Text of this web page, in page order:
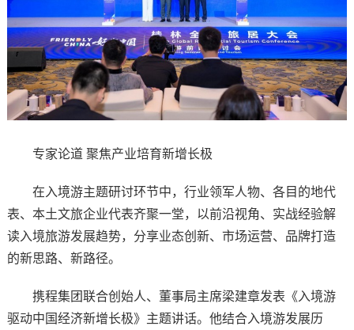
专家论道 聚焦产业培育新增长极
在入境游主题研讨环节中，行业领军人物、各目的地代
表、本土文旅企业代表齐聚一堂，以前沿视角、实战经验解
读入境旅游发展趋势，分享业态创新、市场运营、品牌打造
的新思路、新路径。
携程集团联合创始人、董事局主席梁建章发表《入境游
驱动中国经济新增长极》主题讲话。他结合入境游发展历